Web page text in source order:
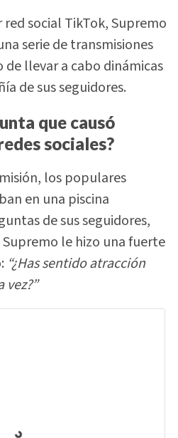
social TikTok, Supremo
serie de transmisiones
llevar a cabo dinámicas
de sus seguidores.
que causó
sociales?
los populares
en una piscina
de sus seguidores,
le hizo una fuerte
“¿Has sentido atracción